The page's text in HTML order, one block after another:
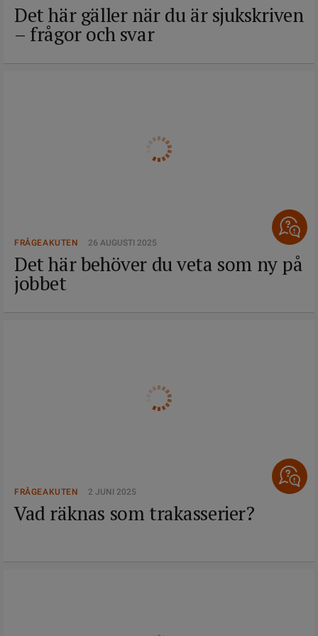
Det här gäller när du är sjukskriven
– frågor och svar
FRÅGEAKUTEN 26 AUGUSTI 2025
Det här behöver du veta som ny på
jobbet
FRÅGEAKUTEN 2 JUNI 2025
Vad räknas som trakasserier?